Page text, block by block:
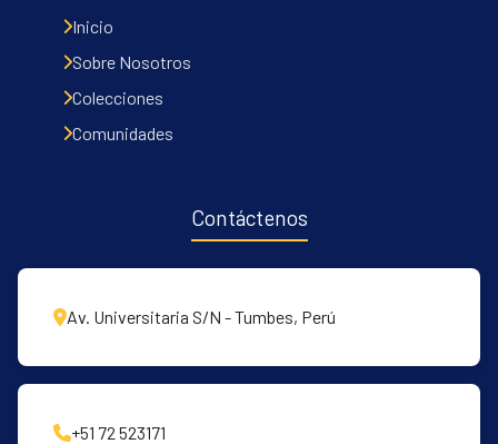
Inicio
Sobre Nosotros
Colecciones
Comunidades
Contáctenos
Av. Universitaria S/N - Tumbes, Perú
+51 72 523171